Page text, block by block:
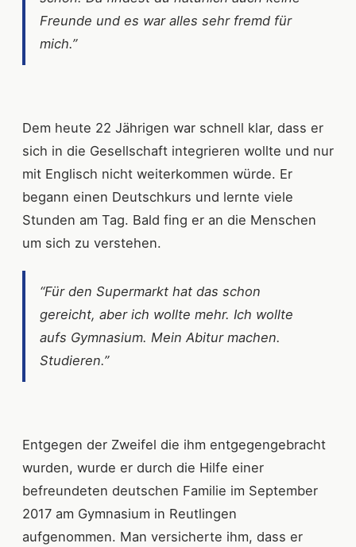
Freunde und es war alles sehr fremd für
mich.”
Dem heute 22 Jährigen war schnell klar, dass er
sich in die Gesellschaft integrieren wollte und nur
mit Englisch nicht weiterkommen würde. Er
begann einen Deutschkurs und lernte viele
Stunden am Tag. Bald fing er an die Menschen
um sich zu verstehen.
“Für den Supermarkt hat das schon
gereicht, aber ich wollte mehr. Ich wollte
aufs Gymnasium. Mein Abitur machen.
Studieren.”
Entgegen der Zweifel die ihm entgegengebracht
wurden, wurde er durch die Hilfe einer
befreundeten deutschen Familie im September
2017 am Gymnasium in Reutlingen
aufgenommen. Man versicherte ihm, dass er